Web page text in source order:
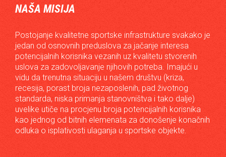
NAŠA MISIJA
Postojanje kvalitetne sportske infrastrukture svakako je
jedan od osnovnih preduslova za jačanje interesa
potencijalnih korisnika vezanih uz kvalitetu stvorenih
uslova za zadovoljavanje njihovih potreba. Imajući u
vidu da trenutna situaciju u našem društvu (kriza,
recesija, porast broja nezaposlenih, pad životnog
standarda, niska primanja stanovništva i tako dalje)
uvelike utiče na procjenu broja potencijalnih korisnika
kao jednog od bitnih elemenata za donošenje konačnih
odluka o isplativosti ulaganja u sportske objekte.